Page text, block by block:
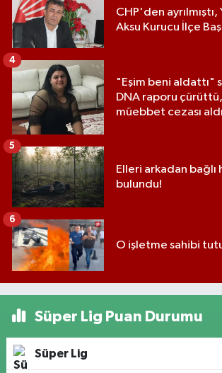
CHP'den
Aksu Kurucu İlçe
"Eşim beni aldattı"
DNA raporu çürüttü,
müebbet cezası aldı
4
Elleri arkadan bağlı
bulundu!
5
O işletme sahibi
6
Süper Lig Puan Durumu
Süper Lig